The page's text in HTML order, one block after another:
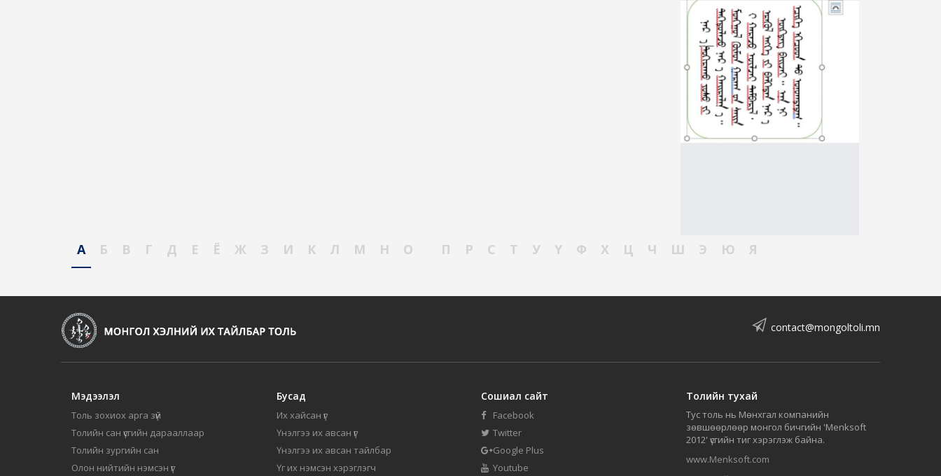
А Б В Г Д Е Ё Ж З И К Л М Н О П Р С Т У Ү Ф Х Ц Ч Ш Э Ю Я
contact@mongoltoli.mn
Мэдээлэл
Толь зохиох арга зүй
Толийн сан үсгийн дарааллаар
Толийн зургийн сан
Олон нийтийн нэмсэн үг
Бусад
Их хайсан үг
Үнэлгээ их авсан үг
Үнэлгээ их авсан тайлбар
Үг их нэмсэн хэрэглэгч
Сошиал сайт
Facebook
Twitter
Google Plus
Youtube
Толийн тухай
Тус толь нь Мөнхгал компанийн
зөвшөөрлөөр монгол бичгийн 'Menksoft
2012' үсгийн тиг хэрэглэж байна.
www.Menksoft.com